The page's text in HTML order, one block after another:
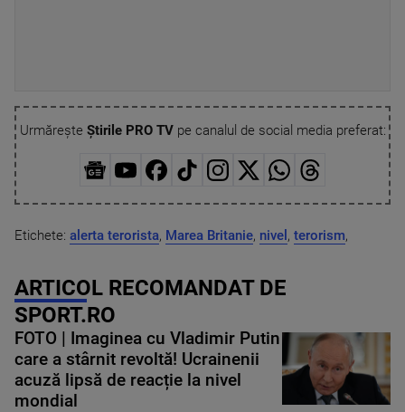
Urmărește Știrile PRO TVpe canalul de social media preferat:
Etichete: alerta terorista, Marea Britanie, nivel , terorism,
ARTICOL RECOMANDAT DE
SPORT.RO
FOTO | Imaginea cu Vladimir Putin
care a stârnit revoltă! Ucrainenii
acuză lipsă de reacție la nivel
mondial